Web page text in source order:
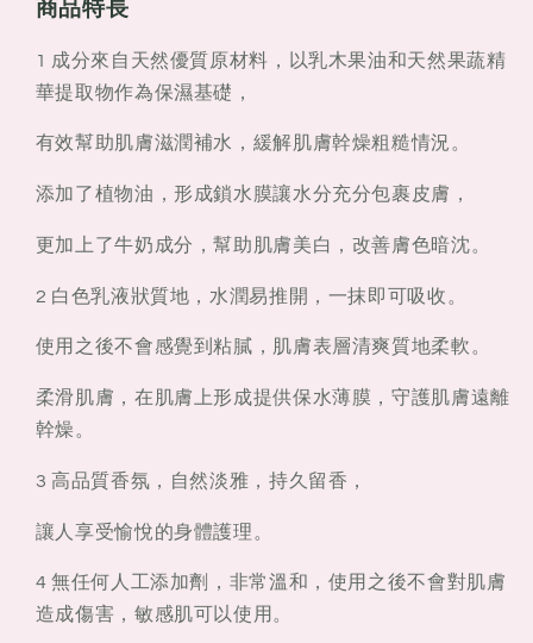
商品特長
1 成分來自天然優質原材料，以乳木果油和天然果蔬精
華提取物作為保濕基礎，
有效幫助肌膚滋潤補水，緩解肌膚幹燥粗糙情況。
添加了植物油，形成鎖水膜讓水分充分包裹皮膚，
更加上了牛奶成分，幫助肌膚美白，改善膚色暗沈。
2 白色乳液狀質地，水潤易推開，一抹即可吸收。
使用之後不會感覺到粘膩，肌膚表層清爽質地柔軟。
柔滑肌膚，在肌膚上形成提供保水薄膜，守護肌膚遠離
幹燥。
3 高品質香氛，自然淡雅，持久留香，
讓人享受愉悅的身體護理。
4 無任何人工添加劑，非常溫和，使用之後不會對肌膚
造成傷害，敏感肌可以使用。